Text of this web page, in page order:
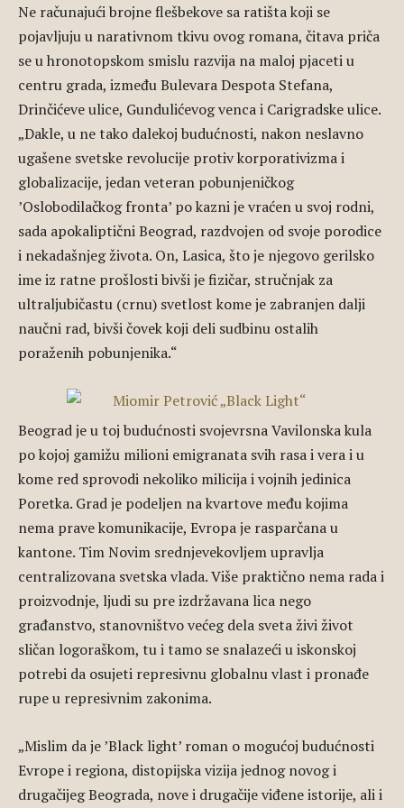
Ne računajući brojne flešbekove sa ratišta koji se
pojavljuju u narativnom tkivu ovog romana, čitava priča
se u hronotopskom smislu razvija na maloj pjaceti u
centru grada, između Bulevara Despota Stefana,
Drinčićeve ulice, Gundulićevog venca i Carigradske ulice.
„Dakle, u ne tako dalekoj budućnosti, nakon neslavno
ugašene svetske revolucije protiv korporativizma i
globalizacije, jedan veteran pobunjeničkog
’Oslobodilačkog fronta’ po kazni je vraćen u svoj rodni,
sada apokaliptični Beograd, razdvojen od svoje porodice
i nekadašnjeg života. On, Lasica, što je njegovo gerilsko
ime iz ratne prošlosti bivši je fizičar, stručnjak za
ultraljubičastu (crnu) svetlost kome je zabranjen dalji
naučni rad, bivši čovek koji deli sudbinu ostalih
poraženih pobunjenika.“
Beograd je u toj budućnosti svojevrsna Vavilonska kula
po kojoj gamižu milioni emigranata svih rasa i vera i u
kome red sprovodi nekoliko milicija i vojnih jedinica
Poretka. Grad je podeljen na kvartove među kojima
nema prave komunikacije, Evropa je rasparčana u
kantone. Tim Novim srednjevekovljem upravlja
centralizovana svetska vlada. Više praktično nema rada i
proizvodnje, ljudi su pre izdržavana lica nego
građanstvo, stanovništvo većeg dela sveta živi život
sličan logoraškom, tu i tamo se snalazeći u iskonskoj
potrebi da osujeti represivnu globalnu vlast i pronađe
rupe u represivnim zakonima.
„Mislim da je ’Black light’ roman o mogućoj budućnosti
Evrope i regiona, distopijska vizija jednog novog i
drugačijeg Beograda, nove i drugačije viđene istorije, ali i